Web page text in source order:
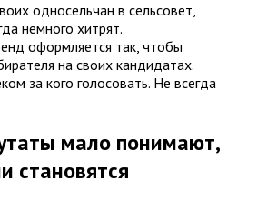
односельчан в сельсовет,
немного хитрят.
оформляется так, чтобы
на своих кандидатах.
за кого голосовать. Не всегда
мало понимают,
становятся